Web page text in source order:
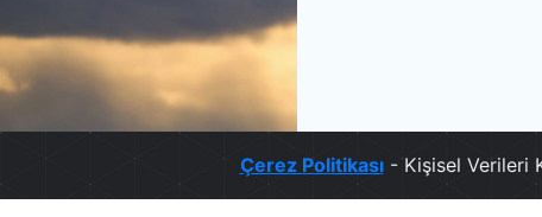
Çerez Politikası- Kişisel Verileri